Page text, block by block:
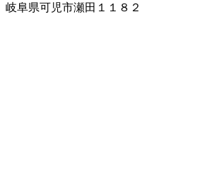
岐阜県可児市瀬田１１８２